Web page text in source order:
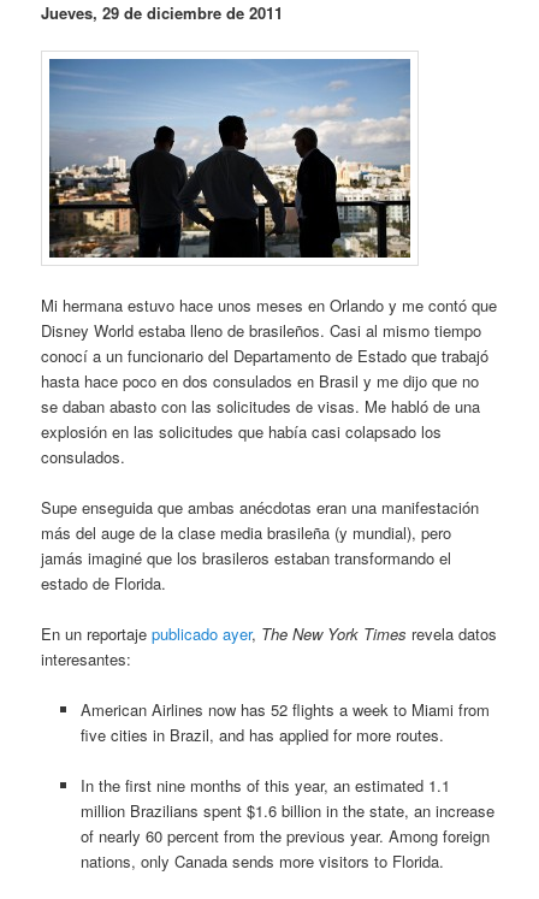
Jueves, 29 de diciembre de 2011
Mi hermana estuvo hace unos meses en Orlando y me contó que
Disney World estaba lleno de brasileños. Casi al mismo tiempo
conocí a un funcionario del Departamento de Estado que trabajó
hasta hace poco en dos consulados en Brasil y me dijo que no
se daban abasto con las solicitudes de visas. Me habló de una
explosión en las solicitudes que había casi colapsado los
consulados.
Supe enseguida que ambas anécdotas eran una manifestación
más del auge de la clase media brasileña (y mundial), pero
jamás imaginé que los brasileros estaban transformando el
estado de Florida.
En un reportajepublicado ayer, The New York Times revela datos
interesantes:
American Airlines now has 52 flights a week to Miami from
five cities in Brazil, and has applied for more routes.
In the first nine months of this year, an estimated 1.1
million Brazilians spent $1.6 billion in the state, an increase
of nearly 60 percent from the previous year. Among foreign
nations, only Canada sends more visitors to Florida.